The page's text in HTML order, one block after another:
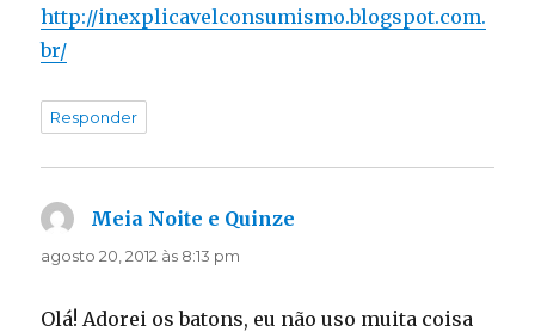
http://inexplicavelconsumismo.blogspot.com.
br/
Responder
Meia Noite e Quinze
agosto 20, 2012 às 8:13 pm
Olá! Adorei os batons, eu não uso muita coisa